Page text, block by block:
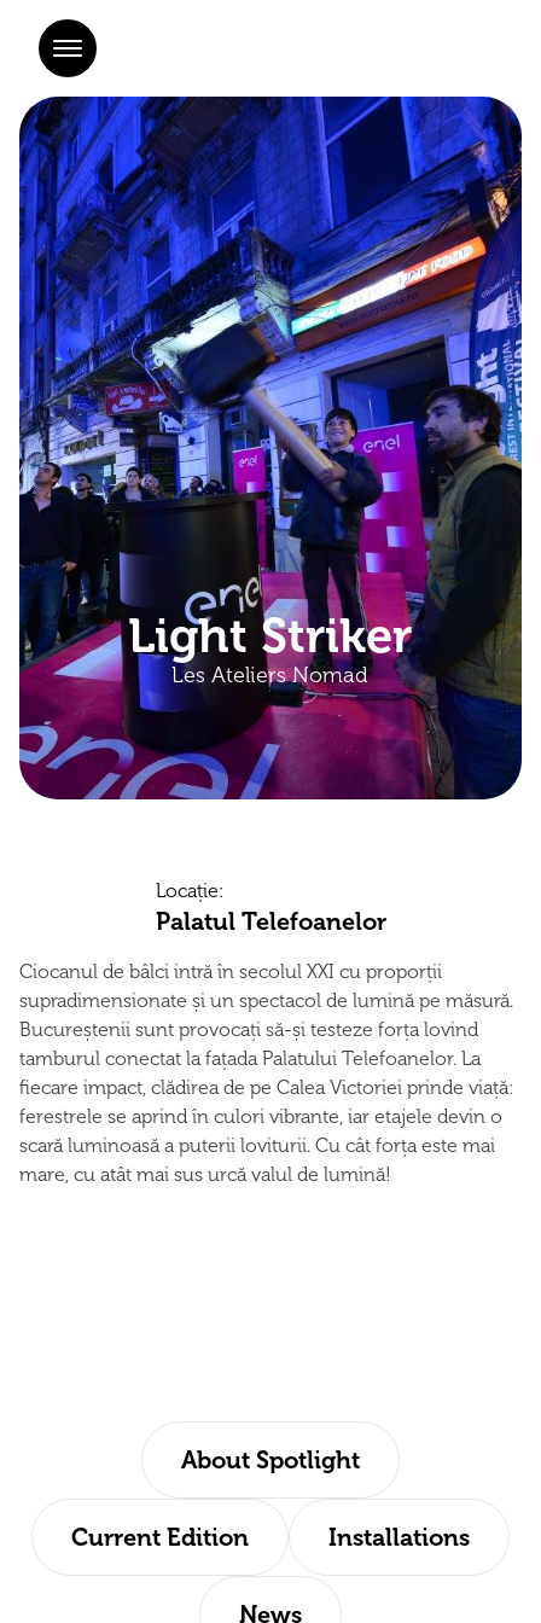
Light Striker
Les Ateliers Nomad
Locație:
Palatul Telefoanelor
Ciocanul de bâlci intră în secolul XXI cu proporții
supradimensionate și un spectacol de lumină pe măsură.
Bucureștenii sunt provocați să-și testeze forța lovind
tamburul conectat la fațada Palatului Telefoanelor. La
fiecare impact, clădirea de pe Calea Victoriei prinde viață:
ferestrele se aprind în culori vibrante, iar etajele devin o
scară luminoasă a puterii loviturii. Cu cât forța este mai
mare, cu atât mai sus urcă valul de lumină!
About Spotlight
Current Edition Installations
News